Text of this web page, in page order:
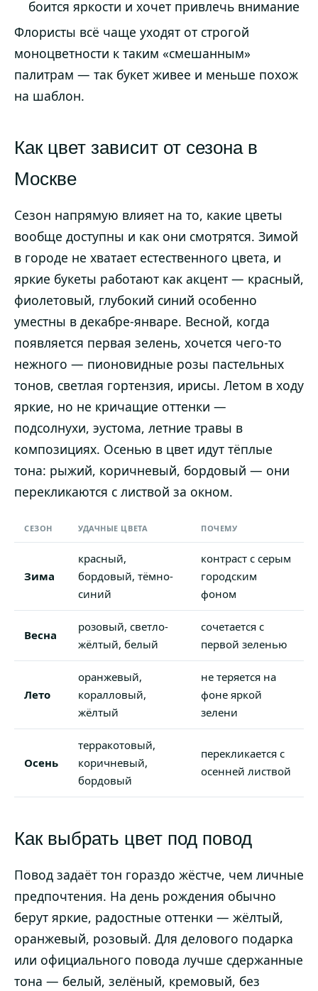
боится яркости и хочет привлечь внимание
Флористы всё чаще уходят от строгой
моноцветности к таким «смешанным»
палитрам — так букет живее и меньше похож
на шаблон.
Как цвет зависит от сезона в
Москве
Сезон напрямую влияет на то, какие цветы
вообще доступны и как они смотрятся. Зимой
в городе не хватает естественного цвета, и
яркие букеты работают как акцент — красный,
фиолетовый, глубокий синий особенно
уместны в декабре-январе. Весной, когда
появляется первая зелень, хочется чего-то
нежного — пионовидные розы пастельных
тонов, светлая гортензия, ирисы. Летом в ходу
яркие, но не кричащие оттенки —
подсолнухи, эустома, летние травы в
композициях. Осенью в цвет идут тёплые
тона: рыжий, коричневый, бордовый — они
перекликаются с листвой за окном.
СЕЗОН УДАЧНЫЕ ЦВЕТА ПОЧЕМУ
Зима
красный,
бордовый, тёмно-
синий
контраст с серым
городским
фоном
Весна
розовый, светло-
жёлтый, белый
сочетается с
первой зеленью
Лето
оранжевый,
коралловый,
жёлтый
не теряется на
фоне яркой
зелени
Осень
терракотовый,
коричневый,
бордовый
перекликается с
осенней листвой
Как выбрать цвет под повод
Повод задаёт тон гораздо жёстче, чем личные
предпочтения. На день рождения обычно
берут яркие, радостные оттенки — жёлтый,
оранжевый, розовый. Для делового подарка
или официального повода лучше сдержанные
тона — белый, зелёный, кремовый, без